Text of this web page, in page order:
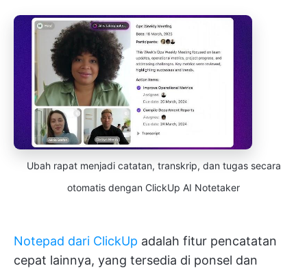
Ubah rapat menjadi catatan, transkrip, dan tugas secara
otomatis dengan ClickUp AI Notetaker
Notepad dari ClickUp adalah fitur pencatatan
cepat lainnya, yang tersedia di ponsel dan